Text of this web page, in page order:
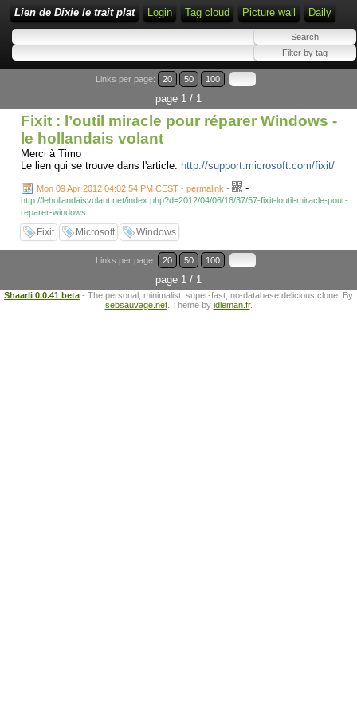
Lien de Dixie le trait plat Login Tag cloud Picture wall Daily
Links per page: 20 50 100
page 1 / 1
Fixit : l’outil miracle pour réparer Windows -
le hollandais volant
Merci à Timo
Le lien qui se trouve dans l'article: http://support.microsoft.com/fixit/
Mon 09 Apr 2012 04:02:54 PM CEST - permalink - -
http://lehollandaisvolant.net/index.php?d=2012/04/06/18/37/57-fixit-loutil-miracle-pour-
reparer-windows
Fixit Microsoft Windows
Links per page: 20 50 100
page 1 / 1
Shaarli 0.0.41 beta - The personal, minimalist, super-fast, no-database delicious clone. By
sebsauvage.net. Theme by idleman.fr.